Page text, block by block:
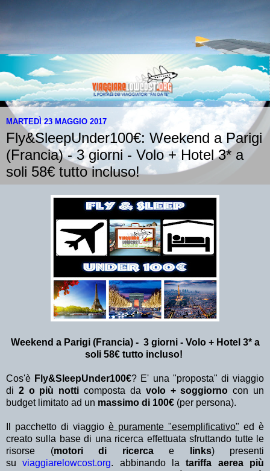
MARTEDÌ 23 MAGGIO 2017
Fly&SleepUnder100€: Weekend a Parigi
(Francia) - 3 giorni - Volo + Hotel 3* a
soli 58€ tutto incluso!
Weekend a Parigi (Francia) - 3 giorni - Volo + Hotel 3* a
soli 58€ tutto incluso!
Cos'è Fly&SleepUnder100€? E' una "proposta" di viaggio
di 2 o più notticomposta da volo + soggiorno con un
budget limitato ad un massimo di 100€ (per persona).
Il pacchetto di viaggio è puramente "esemplificativo" ed è
creato sulla base di una ricerca effettuata sfruttando tutte le
risorse (motori di ricerca e links) presenti
suviaggiarelowcost.org. abbinando la tariffa aerea più